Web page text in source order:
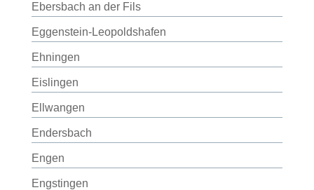
Ebersbach an der Fils
Eggenstein-Leopoldshafen
Ehningen
Eislingen
Ellwangen
Endersbach
Engen
Engstingen